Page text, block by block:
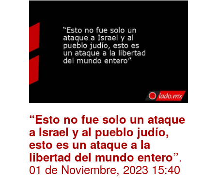
“Esto no fue solo un ataque
a Israel y al pueblo judío,
esto es un ataque a la
libertad del mundo entero”.
01 de Noviembre, 2023 15:40